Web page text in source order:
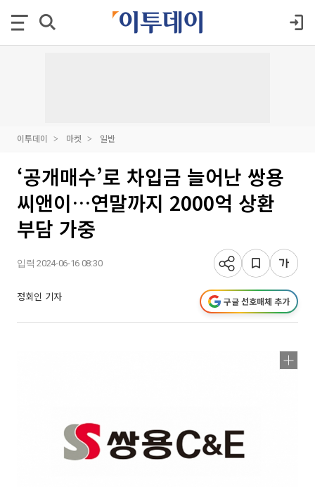
이투데이 마켓 일반
‘공개매수’로 차입금 늘어난 쌍용
씨앤이…연말까지 2000억 상환
부담 가중
입력 2024-06-16 08:30
정회인 기자 구글 선호매체 추가